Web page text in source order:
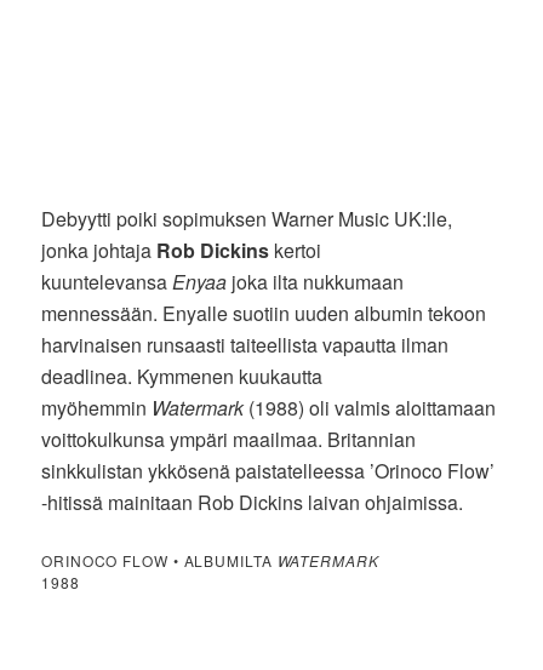
Debyytti poiki sopimuksen Warner Music UK:lle,
jonka johtaja Rob Dickins kertoi
kuuntelevansaEnyaa joka ilta nukkumaan
mennessään. Enyalle suotiin uuden albumin tekoon
harvinaisen runsaasti taiteellista vapautta ilman
deadlinea. Kymmenen kuukautta
myöhemmin Watermark(1988) oli valmis aloittamaan
voittokulkunsa ympäri maailmaa. Britannian
sinkkulistan ykkösenä paistatelleessa ’Orinoco Flow’
-hitissä mainitaan Rob Dickins laivan ohjaimissa.
ORINOCO FLOW • ALBUMILTA WATERMARK
1988